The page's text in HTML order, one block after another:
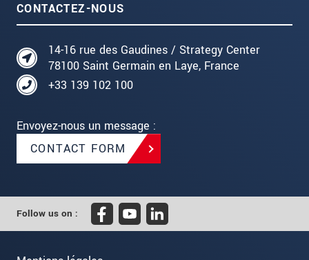
CONTACTEZ-NOUS
14-16 rue des Gaudines / Strategy Center
78100 Saint Germain en Laye, France
+33 139 102 100
Envoyez-nous un message :
CONTACT FORM
Follow us on :